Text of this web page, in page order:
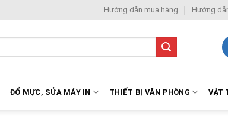
Hướng dẫn mua hàng Hướng
ĐỔ MỰC, SỬA MÁY IN THIẾT BỊ VĂN PHÒNG VẬT